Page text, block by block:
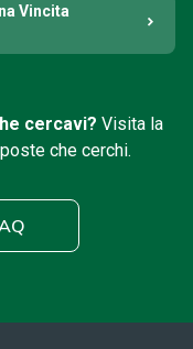
Vincita
cercavi? Visita la
che cerchi.